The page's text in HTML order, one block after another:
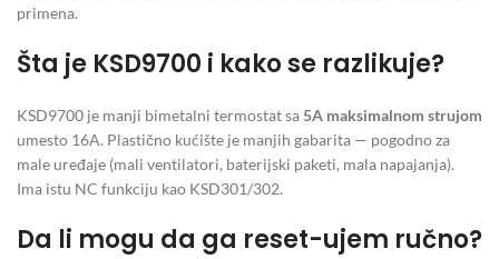
primena.
Šta je KSD9700 i kako se razlikuje?
KSD9700 je manji bimetalni termostat sa 5A maksimalnom strujom
umesto 16A. Plastično kućište je manjih gabarita — pogodno za
male uređaje (mali ventilatori, baterijski paketi, mala napajanja).
Ima istu NC funkciju kao KSD301/302.
Da li mogu da ga reset-ujem ručno?